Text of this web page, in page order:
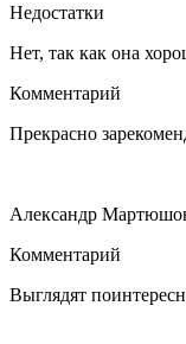
Недостатки
Нет, так как она
Комментарий
Прекрасно
Александр
Комментарий
Выглядят